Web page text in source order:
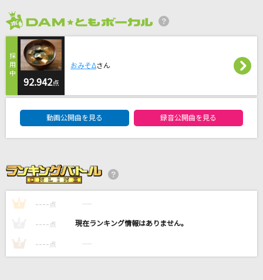
アイデンティティ
サカナクション
[生音]マリーゴールド
あいみょん
冬眠
ヨルシカ
湊あくあ
島みやえい子(島宮えい子)
92.942点
おみそΔさん
動画公開曲を見る 録音公開曲を見る
1 ---- 点 ----
---- 点 ----
3 ---- 点 ----